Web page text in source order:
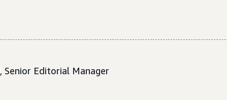
, Senior Editorial Manager